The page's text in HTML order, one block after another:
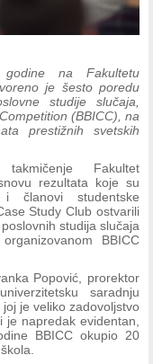
na Fakultetu
je šesto poredu
studije slučaja,
(BBICC), na
prestižnih svetskih
Fakultet
rezultata koje su
i članovi studentske
Study Club ostvarili
studija slučaja
BBICC
Popović, prorektor
saradnju
je veliko zadovoljstvo
napredak evidentan,
BBICC okupio 20